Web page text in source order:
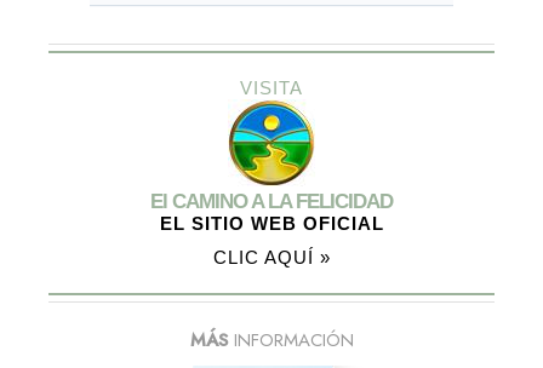
VISITA
El CAMINO A LA FELICIDAD
EL SITIO WEB OFICIAL
CLIC AQUÍ »
MÁSINFORMACIÓN